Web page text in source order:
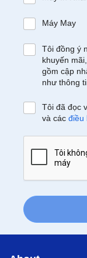
Máy May
Tôi đồng ý
khuyến
gồm cập
như thông
Tôi đã đọc
và các điều